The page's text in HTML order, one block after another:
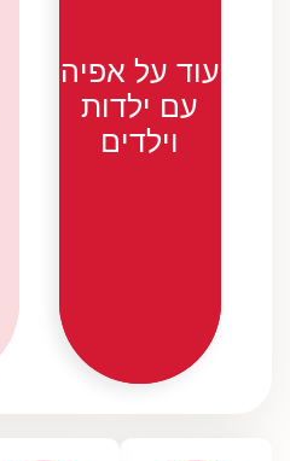
עוד על
אפיה עם
ילדות
וילדים